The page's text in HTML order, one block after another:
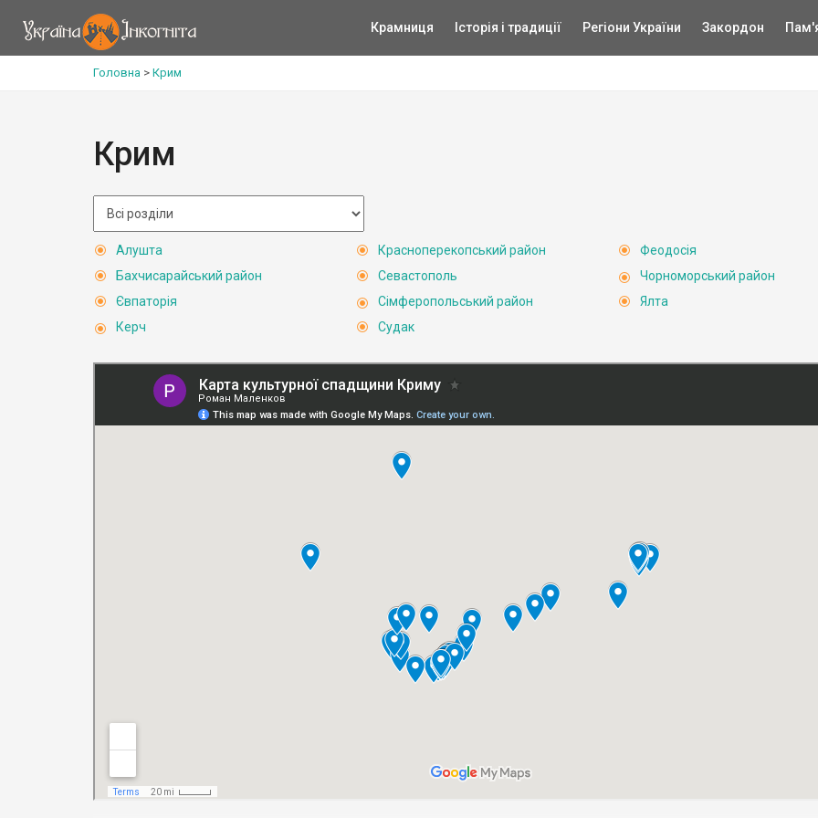
Крамниця Історія і традиції Регіони України Закордон
Головна > Крим
Крим
Алушта
Бахчисарайський район
Євпаторія
Керч
Красноперекопський район
Севастополь
Сімферопольський район
Судак
Феодосія
Чорноморський район
Ялта